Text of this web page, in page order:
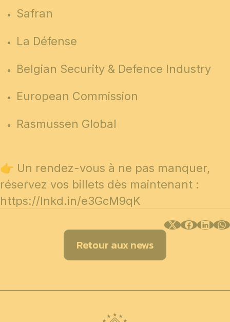
Safran
La Défense
Belgian Security & Defence Industry
European Commission
Rasmussen Global
👉 Un rendez-vous à ne pas manquer,
réservez vos billets dès maintenant :
https://lnkd.in/e3GcM9qK
Retour aux news